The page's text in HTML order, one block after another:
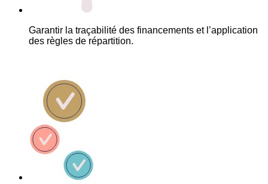
Garantir la traçabilité des financements et l’application
des règles de répartition.